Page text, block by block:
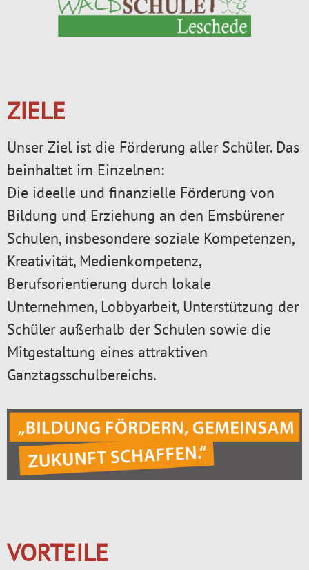
ZIELE
Unser Ziel ist die Förderung aller Schüler. Das
beinhaltet im Einzelnen:
Die ideelle und finanzielle Förderung von
Bildung und Erziehung an den Emsbürener
Schulen, insbesondere soziale Kompetenzen,
Kreativität, Medienkompetenz,
Berufsorientierung durch lokale
Unternehmen, Lobbyarbeit, Unterstützung der
Schüler außerhalb der Schulen sowie die
Mitgestaltung eines attraktiven
Ganztagsschulbereichs.
VORTEILE